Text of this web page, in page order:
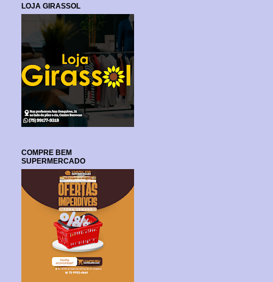
LOJA GIRASSOL
COMPRE BEM
SUPERMERCADO